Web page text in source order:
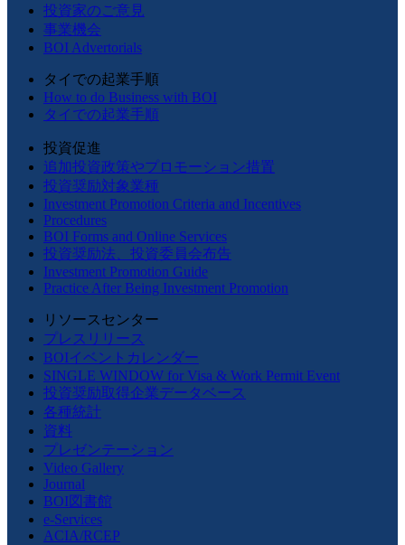
投資家のご意見
事業機会
BOI Advertorials
タイでの起業手順
How to do Business with BOI
タイでの起業手順
投資促進
追加投資政策やプロモーション措置
投資奨励対象業種
Investment Promotion Criteria and Incentives
Procedures
BOI Forms and Online Services
投資奨励法、投資委員会布告
Investment Promotion Guide
Practice After Being Investment Promotion
リソースセンター
プレスリリース
BOIイベントカレンダー
SINGLE WINDOW for Visa & Work Permit Event
投資奨励取得企業データベース
各種統計
資料
プレゼンテーション
Video Gallery
Journal
BOI図書館
e-Services
ACIA/RCEP